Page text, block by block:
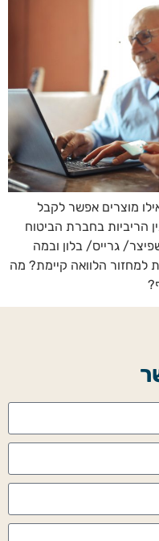
מוצרים אפשר לקבל
הריביות בחברת הביטוח
גרייס/ בלון ובמה
למחזור הלוואה קיימת? מה